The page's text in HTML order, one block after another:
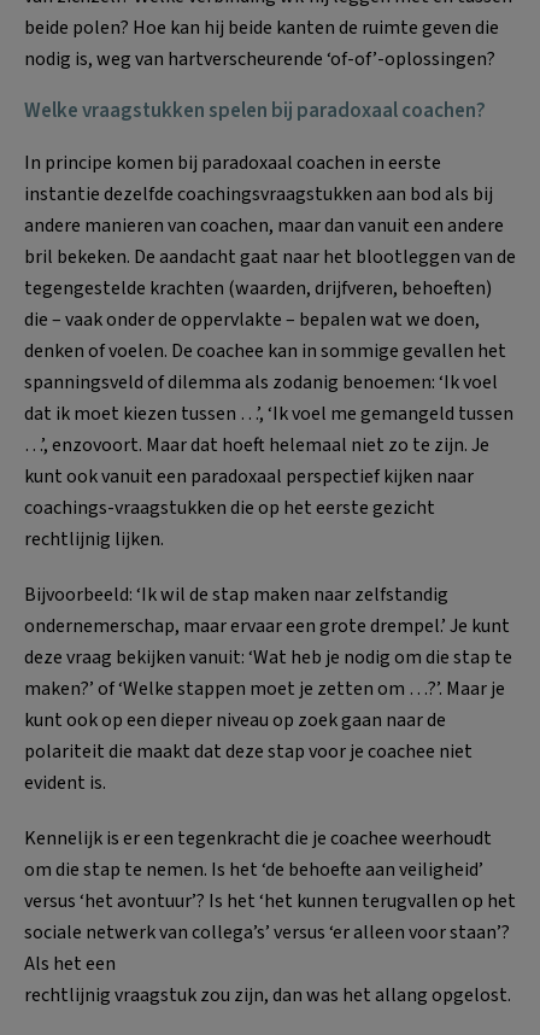
beide polen? Hoe kan hij beide kanten de ruimte geven die
nodig is, weg van hartverscheurende ‘of-of’-oplossingen?
Welke vraagstukken spelen bij paradoxaal coachen?
In principe komen bij paradoxaal coachen in eerste
instantie dezelfde coachingsvraagstukken aan bod als bij
andere manieren van coachen, maar dan vanuit een andere
bril bekeken. De aandacht gaat naar het blootleggen van de
tegengestelde krachten (waarden, drijfveren, behoeften)
die – vaak onder de oppervlakte – bepalen wat we doen,
denken of voelen. De coachee kan in sommige gevallen het
spanningsveld of dilemma als zodanig benoemen: ‘Ik voel
dat ik moet kiezen tussen …’, ‘Ik voel me gemangeld tussen
…’, enzovoort. Maar dat hoeft helemaal niet zo te zijn. Je
kunt ook vanuit een paradoxaal perspectief kijken naar
coachings-vraagstukken die op het eerste gezicht
rechtlijnig lijken.
Bijvoorbeeld: ‘Ik wil de stap maken naar zelfstandig
ondernemerschap, maar ervaar een grote drempel.’ Je kunt
deze vraag bekijken vanuit: ‘Wat heb je nodig om die stap te
maken?’ of ‘Welke stappen moet je zetten om …?’. Maar je
kunt ook op een dieper niveau op zoek gaan naar de
polariteit die maakt dat deze stap voor je coachee niet
evident is.
Kennelijk is er een tegenkracht die je coachee weerhoudt
om die stap te nemen. Is het ‘de behoefte aan veiligheid’
versus ‘het avontuur’? Is het ‘het kunnen terugvallen op het
sociale netwerk van collega’s’ versus ‘er alleen voor staan’?
Als het een
rechtlijnig vraagstuk zou zijn, dan was het allang opgelost.